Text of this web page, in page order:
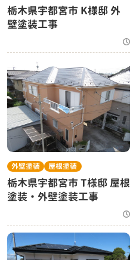
栃木県宇都宮市 K様邸 外
壁塗装工事
外壁塗装 屋根塗装
栃木県宇都宮市 T様邸 屋根
塗装・外壁塗装工事